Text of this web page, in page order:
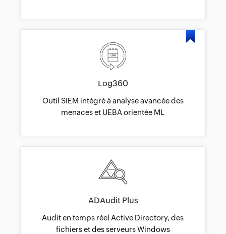
Log360
Outil SIEM intégré à analyse avancée des
menaces et UEBA orientée ML
ADAudit Plus
Audit en temps réel Active Directory, des
fichiers et des serveurs Windows